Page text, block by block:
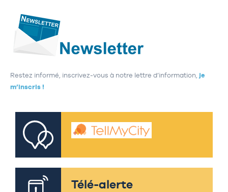
Restez informé, inscrivez-vous à notre lettre d’information, je
m’inscris !
Télé-alerte